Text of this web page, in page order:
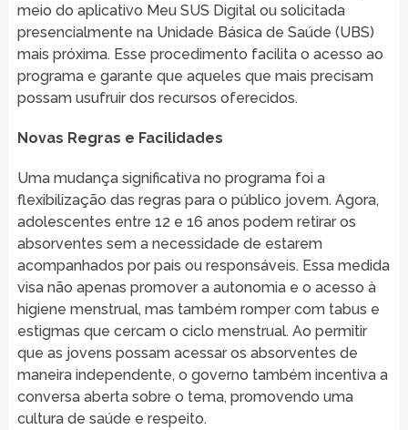
meio do aplicativo Meu SUS Digital ou solicitada
presencialmente na Unidade Básica de Saúde (UBS)
mais próxima. Esse procedimento facilita o acesso ao
programa e garante que aqueles que mais precisam
possam usufruir dos recursos oferecidos.
Novas Regras e Facilidades
Uma mudança significativa no programa foi a
flexibilização das regras para o público jovem. Agora,
adolescentes entre 12 e 16 anos podem retirar os
absorventes sem a necessidade de estarem
acompanhados por pais ou responsáveis. Essa medida
visa não apenas promover a autonomia e o acesso à
higiene menstrual, mas também romper com tabus e
estigmas que cercam o ciclo menstrual. Ao permitir
que as jovens possam acessar os absorventes de
maneira independente, o governo também incentiva a
conversa aberta sobre o tema, promovendo uma
cultura de saúde e respeito.